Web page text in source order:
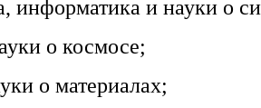
информатика и науки о
о космосе;
о материалах;